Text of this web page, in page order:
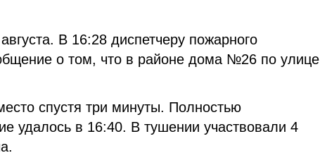
В 16:28 диспетчеру пожарного
о том, что в районе дома №26 по улице
спустя три минуты. Полностью
удалось в 16:40. В тушении участвовали 4